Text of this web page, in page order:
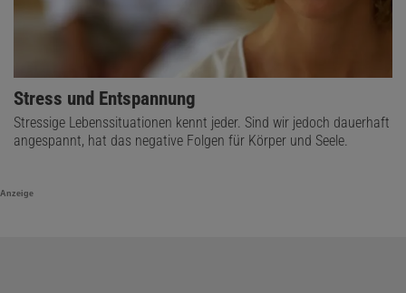
Stress und Entspannung
Stressige Lebenssituationen kennt jeder. Sind wir jedoch dauerhaft
angespannt, hat das negative Folgen für Körper und Seele.
Anzeige